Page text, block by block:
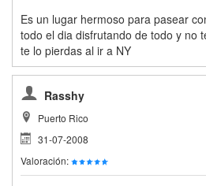
Es un lugar hermoso para pasear
todo el dia disfrutando de todo y no
te lo pierdas al ir a NY
Rasshy
Puerto Rico
31-07-2008
Valoración: